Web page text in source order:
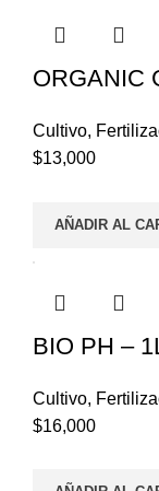
ORGANIC
Cultivo,
$13,000
AÑADIR AL
BIO PH –
Cultivo,
$16,000